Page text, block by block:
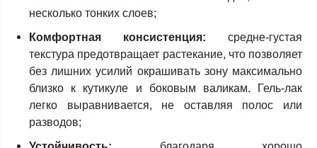
несколько тонких слоев;
Комфортная консистенция: средне-густая
текстура предотвращает растекание, что позволяет
без лишних усилий окрашивать зону максимально
близко к кутикуле и боковым валикам. Гель-лак
легко выравнивается, не оставляя полос или
разводов;